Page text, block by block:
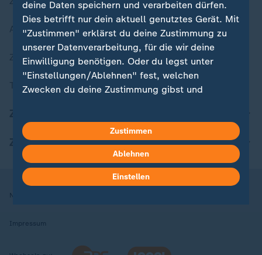
Aktuelle Sendungs-Videos
ZDFheute Stories
Themen im Überblick
ZDFheute Apps
Nutzungsbedingungen
Impressum
deine Daten speichern und verarbeiten dürfen.
Dies betrifft nur dein aktuell genutztes Gerät. Mit
"Zustimmen" erklärst du deine Zustimmung zu
unserer Datenverarbeitung, für die wir deine
Einwilligung benötigen. Oder du legst unter
"Einstellungen/Ablehnen" fest, welchen
Zwecken du deine Zustimmung gibst und
in deinen Einstellungen widerrufen oder ändern.
Hier findest du das Impressum.
Weitere Informationen findest du in unserer
Datenschutzerklärung.
Zustimmen
Ablehnen
Einstellen